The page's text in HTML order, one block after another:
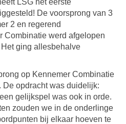
LSG het eerste
De voorsprong van 3
2 en regerend
Combinatie werd afgelopen
ging allesbehalve
op Kennemer Combinatie
opdracht was duidelijk:
gelijkspel was ook in orde.
zouden we in de onderlinge
bij elkaar hoeven te